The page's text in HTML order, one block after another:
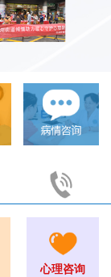
心理咨询